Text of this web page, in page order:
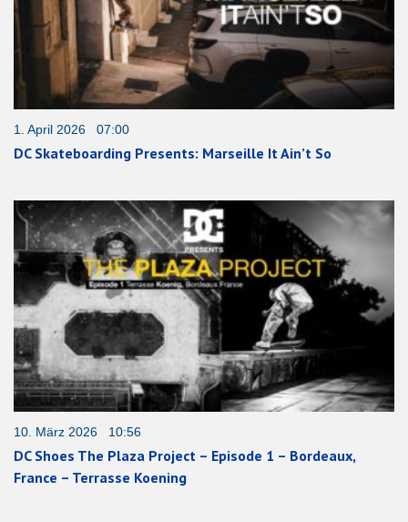
1. April 2026 07:00
DC Skateboarding Presents: Marseille It Ain’t So
10. März 2026 10:56
DC Shoes The Plaza Project – Episode 1 – Bordeaux,
France – Terrasse Koening